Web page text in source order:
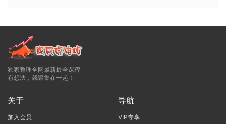
独家整理全网最新最全课程
有想法，就聚集在一起！
关于
加入会员
导航
VIP专享